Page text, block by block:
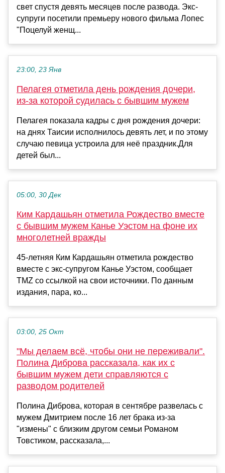
свет спустя девять месяцев после развода. Экс-
супруги посетили премьеру нового фильма Лопес
"Поцелуй женщ...
23:00, 23 Янв
Пелагея отметила день рождения дочери,
из-за которой судилась с бывшим мужем
Пелагея показала кадры с дня рождения дочери:
на днях Таисии исполнилось девять лет, и по этому
случаю певица устроила для неё праздник.Для
детей был...
05:00, 30 Дек
Ким Кардашьян отметила Рождество вместе
с бывшим мужем Канье Уэстом на фоне их
многолетней вражды
45-летняя Ким Кардашьян отметила рождество
вместе с экс-супругом Канье Уэстом, сообщает
TMZ со ссылкой на свои источники. По данным
издания, пара, ко...
03:00, 25 Окт
"Мы делаем всё, чтобы они не переживали".
Полина Диброва рассказала, как их с
бывшим мужем дети справляются с
разводом родителей
Полина Диброва, которая в сентябре развелась с
мужем Дмитрием после 16 лет брака из-за
"измены" с близким другом семьи Романом
Товстиком, рассказала,...